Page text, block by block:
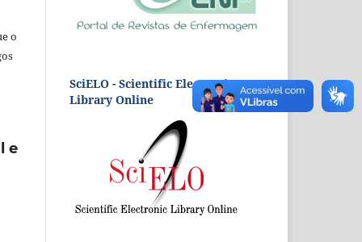
o
e
SciELO - Scientific Electronic
Library Online